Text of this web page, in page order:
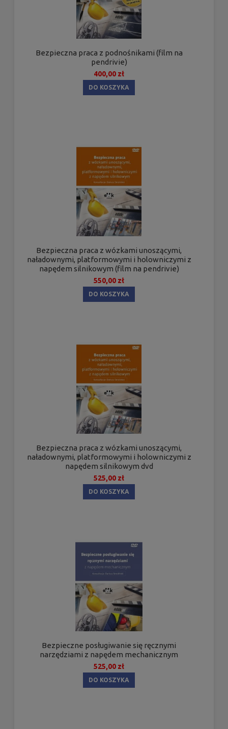
Bezpieczna praca z podnośnikami (film na
pendrivie)
400,00 zł
DO KOSZYKA
Bezpieczna praca z wózkami unoszącymi,
naładownymi, platformowymi i holowniczymi z
napędem silnikowym (film na pendrivie)
550,00 zł
DO KOSZYKA
Bezpieczna praca z wózkami unoszącymi,
naładownymi, platformowymi i holowniczymi z
napędem silnikowym dvd
525,00 zł
DO KOSZYKA
Bezpieczne posługiwanie się ręcznymi
narzędziami z napędem mechanicznym
525,00 zł
DO KOSZYKA